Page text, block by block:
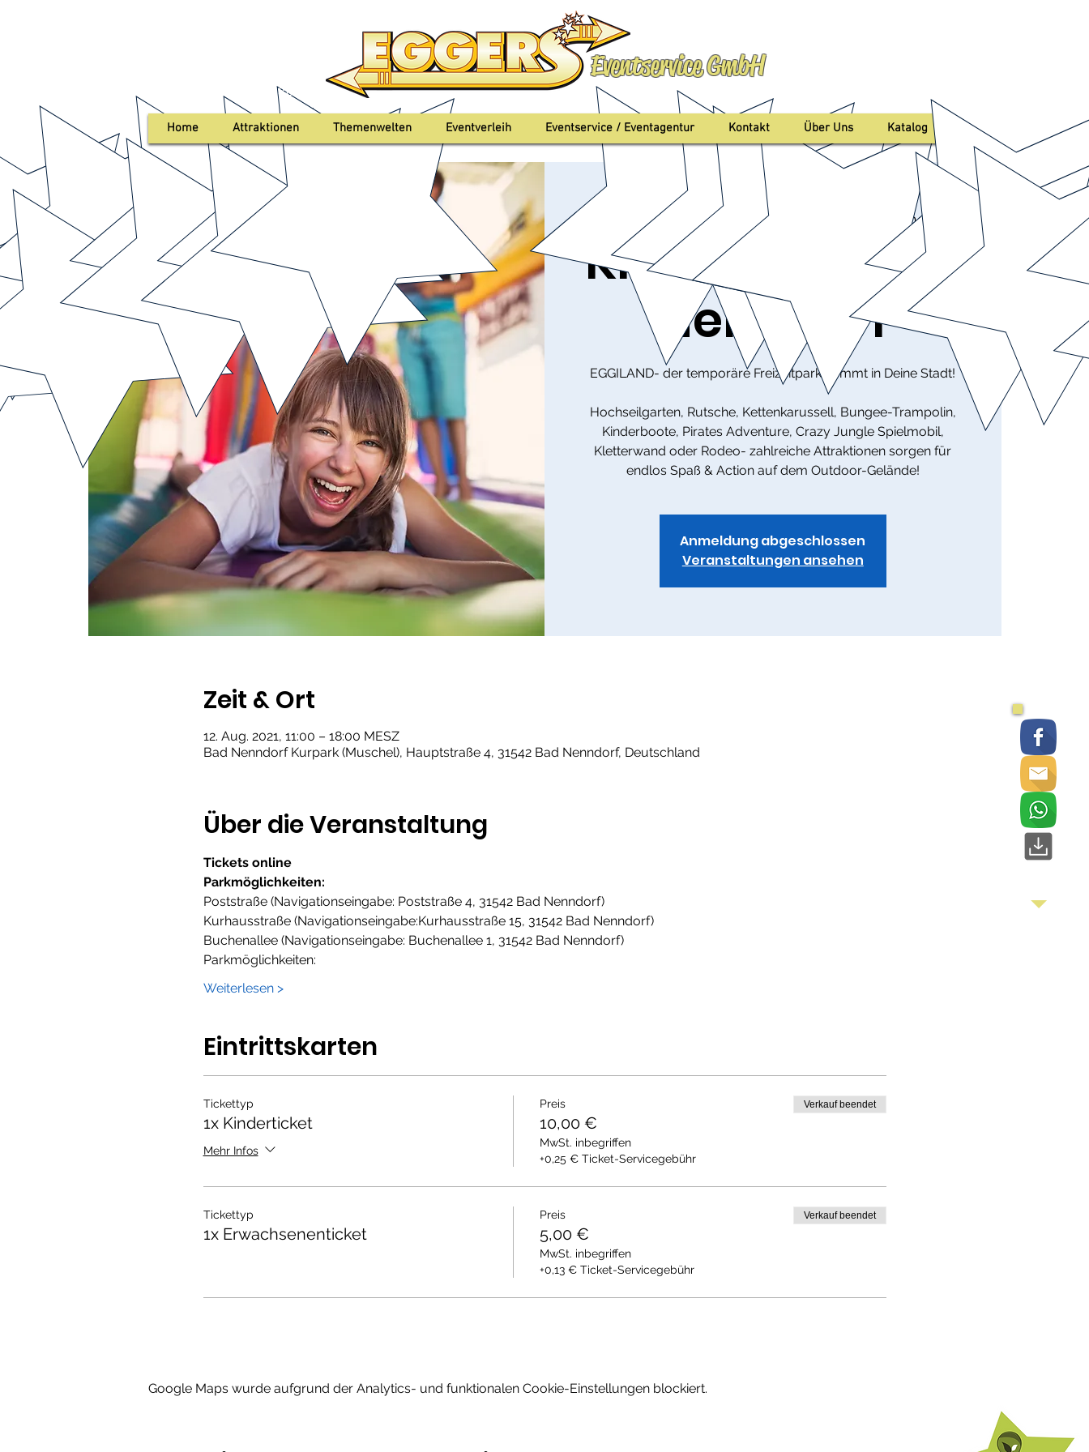
Eventservice GmbH
+49 0176 103 633 80
Home Attraktionen Themenwelten Eventverleih Eventservice / Eventagentur Kontakt Über Uns Katalog
Do., 12. Aug.
  |
Bad Nenndorf Kurpark (Muschel)
Kinderland Bad
Nenndorf
EGGILAND- der temporäre Freizeitpark kommt in Deine Stadt!
Hochseilgarten, Rutsche, Kettenkarussell, Bungee-Trampolin,
Kinderboote, Pirates Adventure, Crazy Jungle Spielmobil,
Kletterwand oder Rodeo- zahlreiche Attraktionen sorgen für
endlos Spaß & Action auf dem Outdoor-Gelände!
Anmeldung abgeschlossen
Veranstaltungen ansehen
Zeit & Ort
12. Aug. 2021, 11:00 – 18:00 MESZ
Bad Nenndorf Kurpark (Muschel), Hauptstraße 4, 31542 Bad Nenndorf, Deutschland
Über die Veranstaltung
Tickets online
Parkmöglichkeiten:
Poststraße (Navigationseingabe: Poststraße 4, 31542 Bad Nenndorf)
Kurhausstraße (Navigationseingabe:Kurhausstraße 15, 31542 Bad Nenndorf)
Buchenallee (Navigationseingabe: Buchenallee 1, 31542 Bad Nenndorf)
Parkmöglichkeiten:
Weiterlesen >
Eintrittskarten
Tickettyp
1x Kinderticket
Mehr Infos
Preis
10,00 €
MwSt. inbegriffen
+0,25 € Ticket-Servicegebühr
Verkauf beendet
Tickettyp
1x Erwachsenenticket
Preis
5,00 €
MwSt. inbegriffen
+0,13 € Ticket-Servicegebühr
Verkauf beendet
Google Maps wurde aufgrund der Analytics- und funktionalen Cookie-Einstellungen blockiert.